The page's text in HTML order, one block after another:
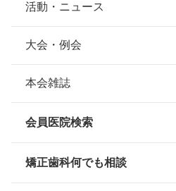
組織について
本会の歴史
情報公開
安心して治療を受けていた
安心できる矯正歯科治療契
矯正歯科治療について
活動・ニュース
大会・例会
本会雑誌
会員医院検索
矯正歯科何でも相談
医療法人三美会のぶしま
所在地
埼玉県蕨
電話番号 048-442-